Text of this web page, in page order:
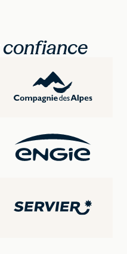
confiance